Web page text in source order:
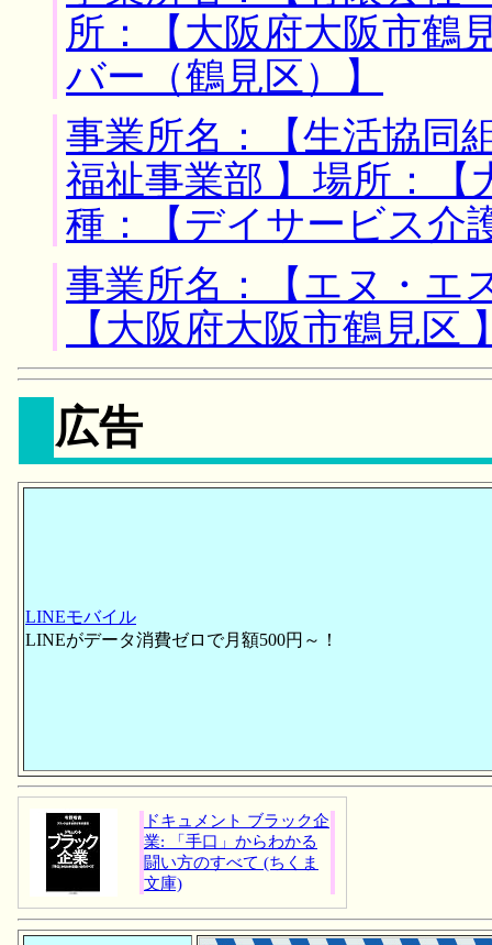
所：【大阪府大阪市鶴
バー（鶴見区）】
事業所名：【生活協
福祉事業部 】場所：【
種：【デイサービス介
事業所名：【エヌ・エ
【大阪府大阪市鶴見区
広告
LINEモバイル
LINEがデータ消費ゼロで月額500円～！
ドキュメント ブラック企
業: 「手口」からわかる
闘い方のすべて (ちくま
文庫)